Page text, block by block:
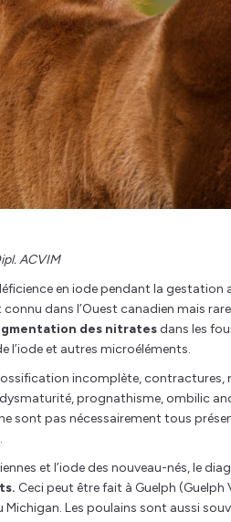
ACVIM
en iode pendant la gestation
dans l’Ouest canadien mais
des nitratesdans les
l’iode et autres microéléments.
incomplète, contractures,
prognathisme, ombilic
sont pas nécessairement tous
et l’iode des nouveau-nés, le
Ceci peut être fait à Guelph (Guelph
Les poulains sont aussi